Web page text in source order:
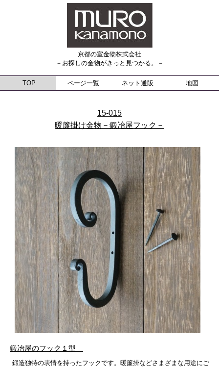
京都の室金物株式会社
－お探しの金物がきっと見つかる。－
TOP ページ一覧 ネット通販 地図
15-015
暖簾掛け金物－鍛冶屋フック－
鍛冶屋のフック１型
鍛造独特の表情を持ったフックです。暖簾掛などさまざまな用途にご